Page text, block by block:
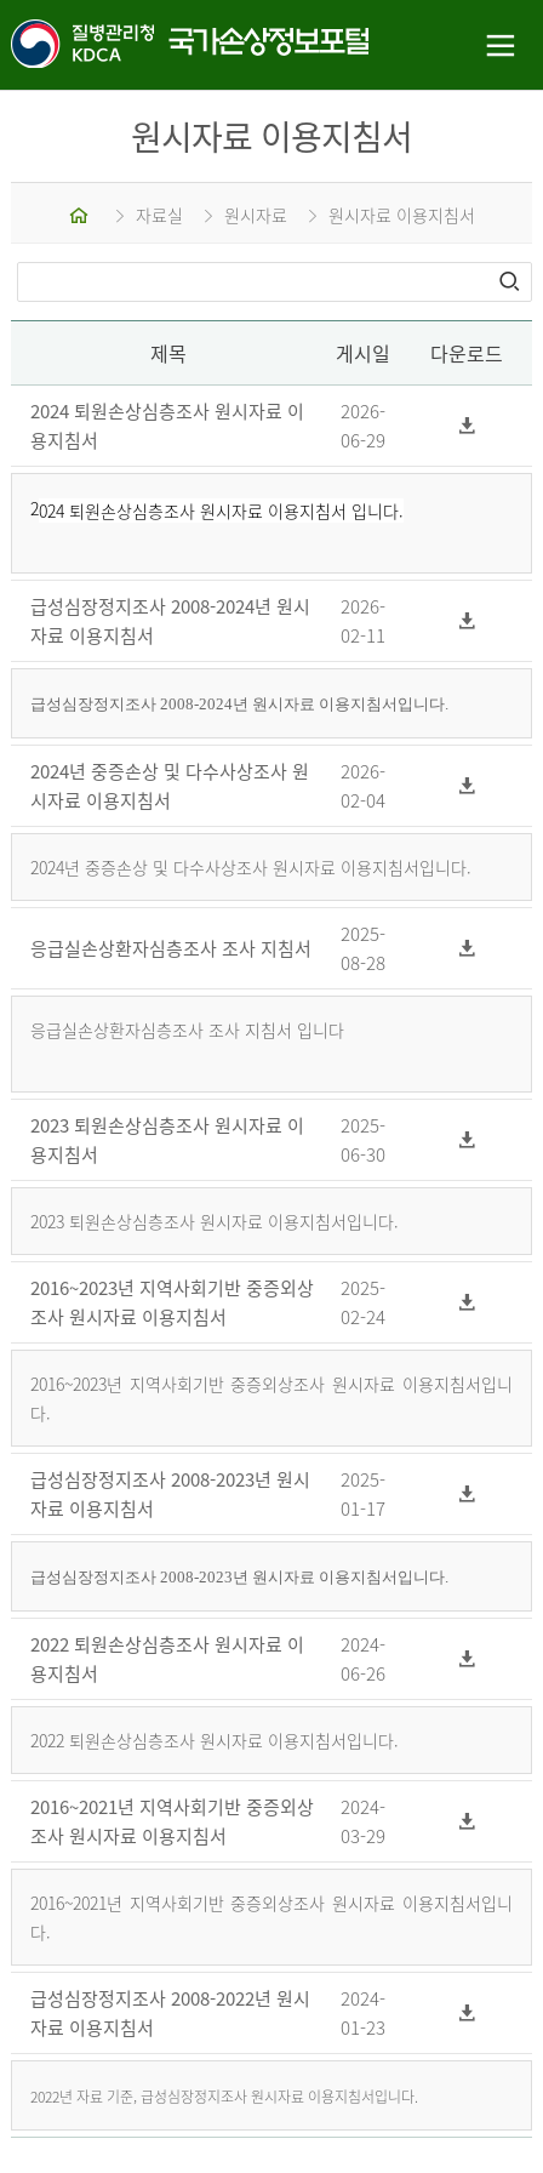
원시자료 이용지침서
홈 자료실 원시자료 원시자료 이용지침서
제목 게시일 다운로드
2024 퇴원손상심층조사 원시자료 이
용지침서
2026-
06-29
2024 퇴원손상심층조사 원시자료 이용지침서 입니다.
급성심장정지조사 2008-2024년 원시
자료 이용지침서
2026-
02-11
급성심장정지조사 2008-2024년 원시자료 이용지침서입니다.
2024년 중증손상 및 다수사상조사 원
시자료 이용지침서
2026-
02-04
2024년 중증손상 및 다수사상조사 원시자료 이용지침서입니다.
응급실손상환자심층조사 조사 지침서
2025-
08-28
응급실손상환자심층조사 조사 지침서 입니다
2023 퇴원손상심층조사 원시자료 이
용지침서
2025-
06-30
2023 퇴원손상심층조사 원시자료 이용지침서입니다.
2016~2023년 지역사회기반 중증외상
조사 원시자료 이용지침서
2025-
02-24
2016~2023년 지역사회기반 중증외상조사 원시자료 이용지침서입니
다.
급성심장정지조사 2008-2023년 원시
자료 이용지침서
2025-
01-17
급성심장정지조사 2008-2023년 원시자료 이용지침서입니다.
2022 퇴원손상심층조사 원시자료 이
용지침서
2024-
06-26
2022 퇴원손상심층조사 원시자료 이용지침서입니다.
2016~2021년 지역사회기반 중증외상
조사 원시자료 이용지침서
2024-
03-29
2016~2021년 지역사회기반 중증외상조사 원시자료 이용지침서입니
다.
급성심장정지조사 2008-2022년 원시
자료 이용지침서
2024-
01-23
2022년 자료 기준, 급성심장정지조사 원시자료 이용지침서입니다.